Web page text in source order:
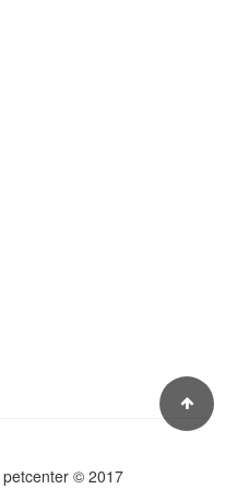
petcenter © 2017